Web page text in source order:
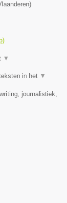
)
▼
in het ▼
journalistiek,